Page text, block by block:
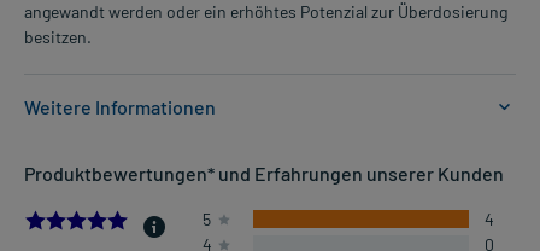
angewandt werden oder ein erhöhtes Potenzial zur Überdosierung
besitzen.
Weitere Informationen
- Therapie von Folsäuremangelzuständen
- Vorbeugung eines Neuralrohrdefektes bei Neugeborenen (Frauen
Produktbewertungen* und Erfahrungen unserer Kunden
5.0 5
4
4
0